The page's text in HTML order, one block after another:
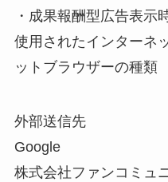
・成果報酬型広告表示
使用されたインターネ
ットブラウザーの種類
外部送信先
Google
株式会社ファンコミュ